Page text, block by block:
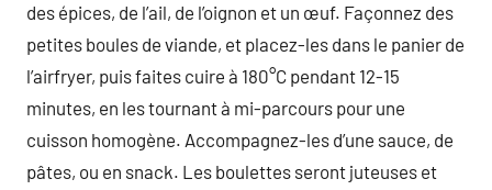
des épices, de l’ail, de l’oignon et un œuf. Façonnez des
petites boules de viande, et placez-les dans le panier de
l’airfryer, puis faites cuire à 180°C pendant 12-15
minutes, en les tournant à mi-parcours pour une
cuisson homogène. Accompagnez-les d’une sauce, de
pâtes, ou en snack. Les boulettes seront juteuses et